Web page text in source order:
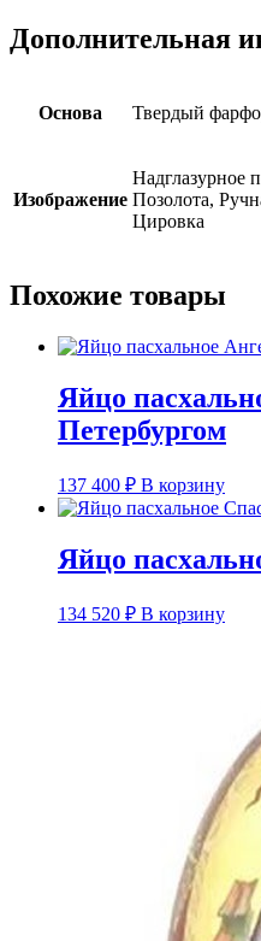
Дополнительная
Основа Твердый
Изображение
Надглазурное
Позолота,
Цировка
Похожие товары
Яйцо
Петербургом
137 400 ₽ В корзину
Яйцо
134 520 ₽ В корзину